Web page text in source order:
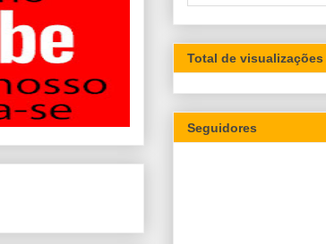
Total de
Seguidores